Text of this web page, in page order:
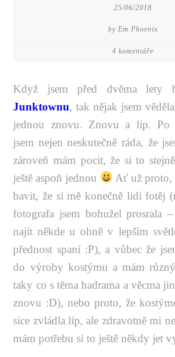
25/06/2018
by Em Phoenix
4 komentáře
Když jsem před dvěma lety
Junktownu, tak nějak jsem
jednou znovu. Znovu a líp. Po
jsem nejen neskutečně ráda, že
zároveň mám pocit, že si to
ještě aspoň jednou
Ať už proto,
bavit, že si mě konečně lidi fotěj
fotografa jsem bohužel prosrala
najít někde u ohně v lepším
přednost spaní :P), a vůbec že
do výroby kostýmu a mám
taky co s těma hadrama a věcma
znovu :D), nebo proto, že
sice zvládla líp, ale zdravotně mi
mám potřebu si to ještě někdy jet